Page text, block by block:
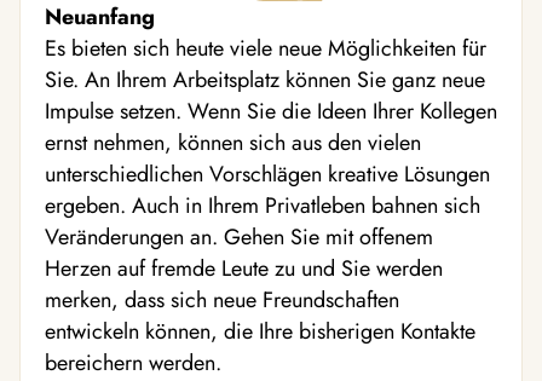
Neuanfang
Es bieten sich heute viele neue Möglichkeiten für
Sie. An Ihrem Arbeitsplatz können Sie ganz neue
Impulse setzen. Wenn Sie die Ideen Ihrer Kollegen
ernst nehmen, können sich aus den vielen
unterschiedlichen Vorschlägen kreative Lösungen
ergeben. Auch in Ihrem Privatleben bahnen sich
Veränderungen an. Gehen Sie mit offenem
Herzen auf fremde Leute zu und Sie werden
merken, dass sich neue Freundschaften
entwickeln können, die Ihre bisherigen Kontakte
bereichern werden.